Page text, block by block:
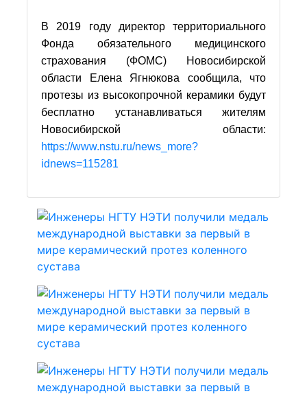
В 2019 году директор территориального
Фонда обязательного медицинского
страхования (ФОМС) Новосибирской
области Елена Ягнюкова сообщила, что
протезы из высокопрочной керамики будут
бесплатно устанавливаться жителям
Новосибирской области:
https://www.nstu.ru/news_more?
idnews=115281